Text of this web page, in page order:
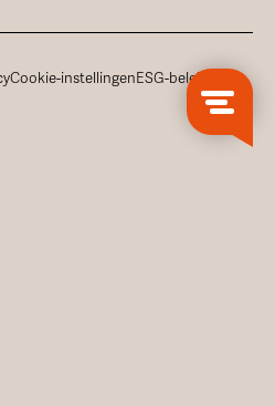
Cookie-instellingenESG-beleid